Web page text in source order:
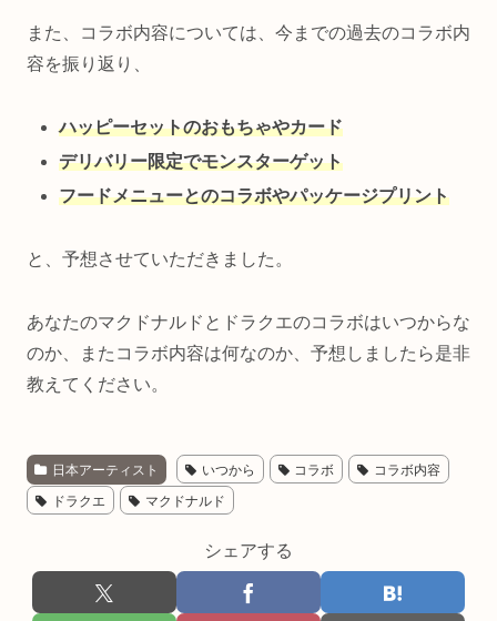
また、コラボ内容については、今までの過去のコラボ内
容を振り返り、
ハッピーセットのおもちゃやカード
デリバリー限定でモンスターゲット
フードメニューとのコラボやパッケージプリント
と、予想させていただきました。
あなたのマクドナルドとドラクエのコラボはいつからな
のか、またコラボ内容は何なのか、予想しましたら是非
教えてください。
日本アーティスト いつから コラボ コラボ内容
ドラクエ マクドナルド
シェアする